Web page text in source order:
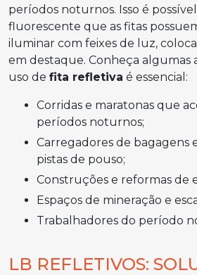
períodos noturnos. Isso é
fluorescente que as fitas
iluminar com feixes de luz,
em destaque. Conheça algumas
uso de fita refletiva é essencial:
Corridas e maratonas que acontecem em
períodos noturnos;
Carregadores de bagagens e trabalhadores de
pistas de pouso;
Construções e reformas de
Espaços de mineração e
Trabalhadores do período
LB REFLETIVOS: